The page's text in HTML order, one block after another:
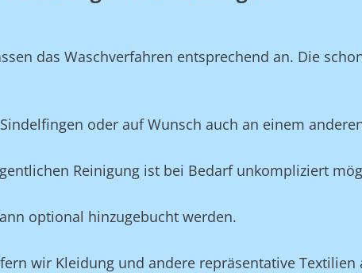
das Waschverfahren entsprechend an. Die
oder auf Wunsch auch an einem
Reinigung ist bei Bedarf unkompliziert
optional hinzugebucht werden.
wir Kleidung und andere repräsentative Textilien